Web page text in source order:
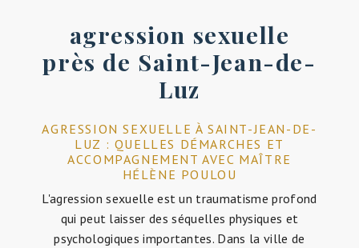
agression sexuelle
près de Saint-Jean-de-
Luz
AGRESSION SEXUELLE À SAINT-JEAN-DE-
LUZ : QUELLES DÉMARCHES ET
ACCOMPAGNEMENT AVEC MAÎTRE
HÉLÈNE POULOU
L'agression sexuelle est un traumatisme profond
qui peut laisser des séquelles physiques et
psychologiques importantes. Dans la ville de